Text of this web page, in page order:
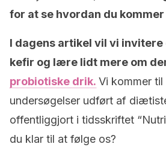
for at se hvordan du
I dagens artikel vil vi
kefir og lære lidt mere om
probiotiske drik. Vi kommer
undersøgelser udført af
offentliggjort i tidsskriftet
du klar til at følge os?